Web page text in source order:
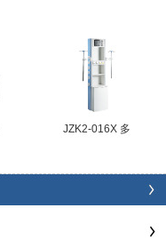
JZK2-016X 多